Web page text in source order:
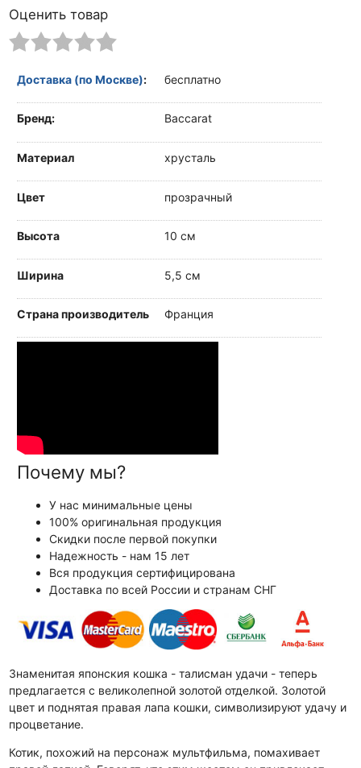
Оценить товар
Доставка (по Москве): бесплатно
Бренд: Baccarat
Материал хрусталь
Цвет прозрачный
Высота 10 см
Ширина 5,5 см
Страна производитель Франция
Почему мы?
У нас минимальные цены
100% оригинальная продукция
Скидки после первой покупки
Надежность - нам 15 лет
Вся продукция сертифицирована
Доставка по всей России и странам СНГ
Знаменитая японския кошка - талисман удачи - теперь
предлагается с великолепной золотой отделкой. Золотой
цвет и поднятая правая лапа кошки, символизируют удачу и
процветание.
Котик, похожий на персонаж мультфильма, помахивает